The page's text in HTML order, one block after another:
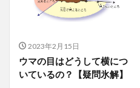
2023年2月15日
ウマの目はどうして横につ
いているの？【疑問氷解】